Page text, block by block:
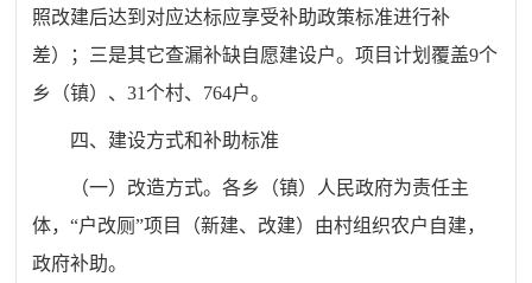
照改建后达到对应达标应享受补助政策标准进行补
差）；三是其它查漏补缺自愿建设户。项目计划覆盖9个
乡（镇）、31个村、764户。
四、建设方式和补助标准
（一）改造方式。各乡（镇）人民政府为责任主
体，“户改厕”项目（新建、改建）由村组织农户自建，
政府补助。